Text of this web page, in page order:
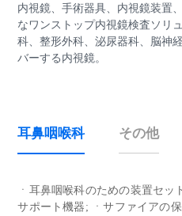
内視鏡、手術器具、内視鏡装置
なワンストップ内視鏡検査ソリ
科、整形外科、泌尿器科、脳神
バーする内視鏡。
耳鼻咽喉科 その他
ㆍ耳鼻咽喉科のための装置セ
サポート機器; ㆍサファイアの